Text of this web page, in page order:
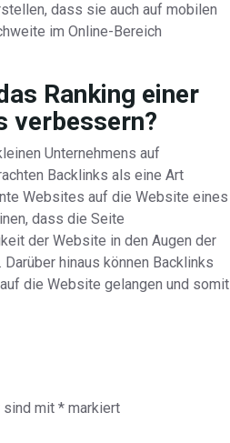
dass sie auch auf mobilen
im Online-Bereich
Ranking einer
verbessern?
Unternehmens auf
Backlinks als eine Art
Websites auf die Website eines
dass die Seite
der Website in den Augen der
hinaus können Backlinks
die Website gelangen und somit
sind mit * markiert